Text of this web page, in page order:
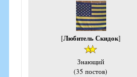
[Любитель Скидок]
Знающий
(35 постов)